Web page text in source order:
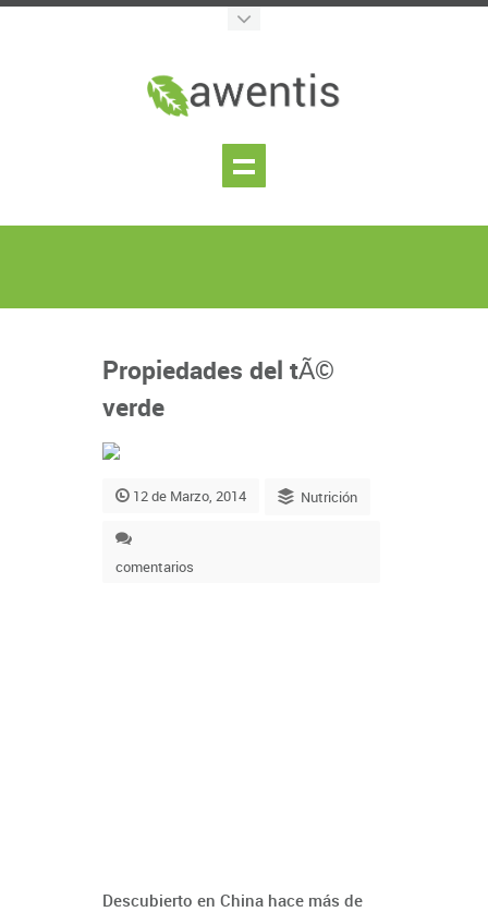
Propiedades del tÃ©
verde
12 de Marzo, 2014 Nutrición
comentarios
Descubierto en China hace más de